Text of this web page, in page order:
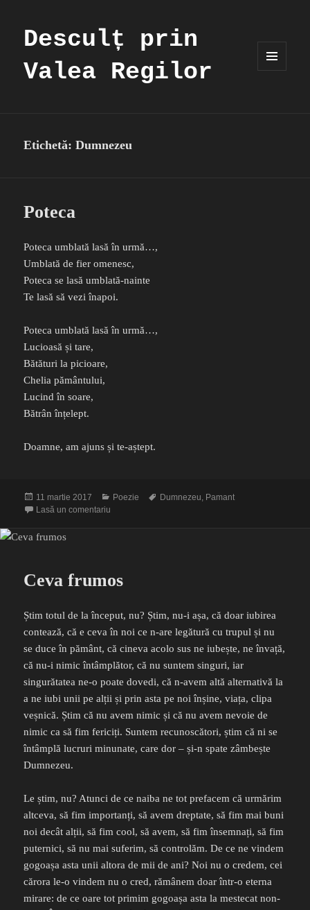
Desculț prin
Valea Regilor
Etichetă:Dumnezeu
Poteca
Poteca umblată lasă în urmă…,
Umblată de fier omenesc,
Poteca se lasă umblată-nainte
Te lasă să vezi înapoi.
Poteca umblată lasă în urmă…,
Lucioasă și tare,
Bătături la picioare,
Chelia pământului,
Lucind în soare,
Bătrân înțelept.
Doamne, am ajuns și te-aștept.
Publicat
pe
11 martie 2017 Categorii
Poezie Etichete
Dumnezeu, Pamant
Lasă un comentariu
Ceva frumos
Știm totul de la început, nu? Știm, nu-i așa, că doar iubirea
contează, că e ceva în noi ce n-are legătură cu trupul și nu
se duce în pământ, că cineva acolo sus ne iubește, ne învață,
că nu-i nimic întâmplător, că nu suntem singuri, iar
singurătatea ne-o poate dovedi, că n-avem altă alternativă la
a ne iubi unii pe alții și prin asta pe noi înșine, viața, clipa
veșnică. Știm că nu avem nimic și că nu avem nevoie de
nimic ca să fim fericiți. Suntem recunoscători, știm că ni se
întâmplă lucruri minunate, care dor – și-n spate zâmbește
Dumnezeu.
Le știm, nu? Atunci de ce naiba ne tot prefacem că urmărim
altceva, să fim importanți, să avem dreptate, să fim mai buni
noi decât alții, să fim cool, să avem, să fim însemnați, să fim
puternici, să nu mai suferim, să controlăm. De ce ne vindem
gogoașa asta unii altora de mii de ani? Noi nu o credem, cei
cărora le-o vindem nu o cred, rămânem doar într-o eterna
mirare: de ce oare tot primim gogoașa asta la mestecat non-